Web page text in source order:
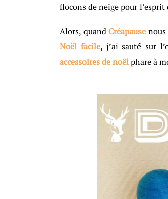
flocons de neige pour l’esprit
Alors, quand Créapause
Noël facile, j’ai sauté sur
accessoires de noëlphare à